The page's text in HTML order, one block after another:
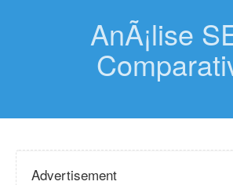
AnÃ¡lise
Advertisement